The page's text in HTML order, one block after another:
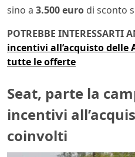
sino a 3.500 euro di sconto
POTREBBE INTERESSARTI
incentivi all’acquisto delle
tutte le offerte
Seat, parte la
incentivi
coinvolti